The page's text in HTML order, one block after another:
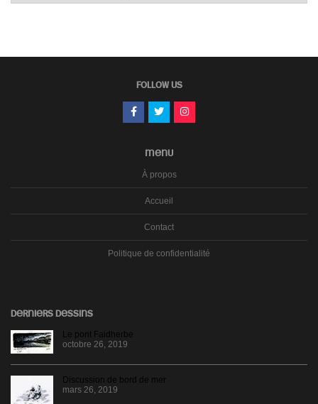
FOLLOW US
MENU
À propos
Accueil
Contact
Politique de confidentialité
DERNIERS DESSINS
Le pont Faidherbe
octobre 26, 2019
Discussion de bord de mer
mars 26, 2019